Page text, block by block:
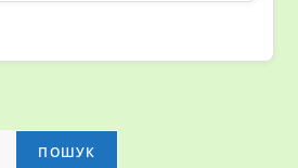
ПОШУК